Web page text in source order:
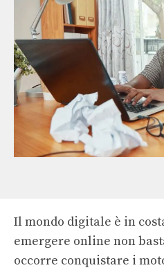
Il mondo digitale è in
emergere online non
occorre conquistare i